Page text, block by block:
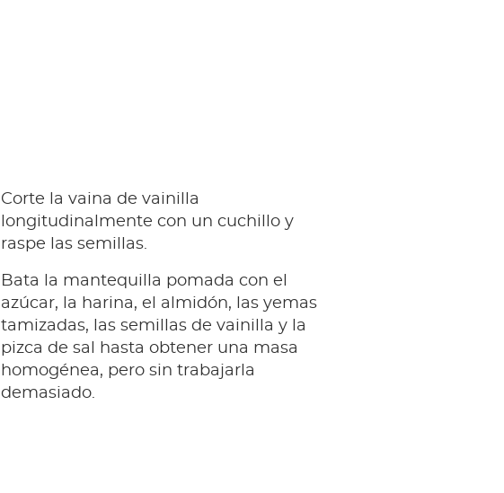
Corte la vaina de vainilla
longitudinalmente con un cuchillo y
raspe las semillas.
Bata la mantequilla pomada con el
azúcar, la harina, el almidón, las yemas
tamizadas, las semillas de vainilla y la
pizca de sal hasta obtener una masa
homogénea, pero sin trabajarla
demasiado.